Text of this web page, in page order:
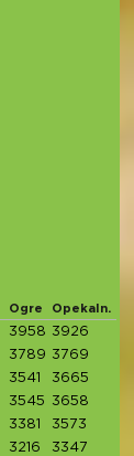
Ogre Opekaln.
3958 3926
3789 3769
3541 3665
3545 3658
3381 3573
3216 3347